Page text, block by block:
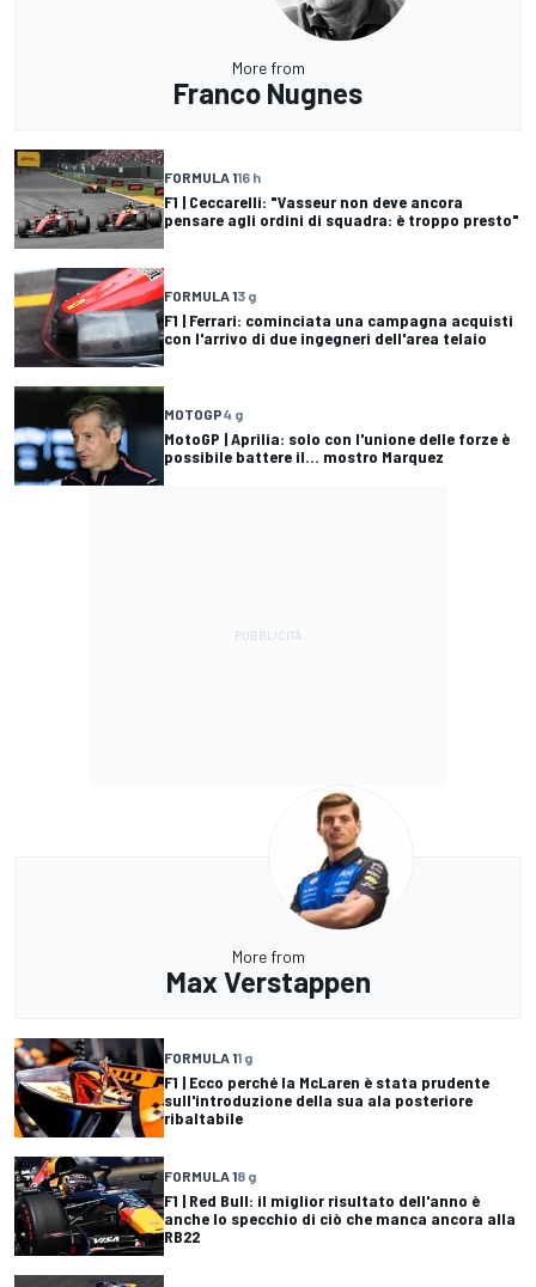
More from
Franco Nugnes
FORMULA 116 h
F1 | Ceccarelli: "Vasseur non deve ancora
pensare agli ordini di squadra: è troppo presto"
FORMULA 13 g
F1 | Ferrari: cominciata una campagna acquisti
con l'arrivo di due ingegneri dell'area telaio
MOTOGP4 g
MotoGP | Aprilia: solo con l'unione delle forze è
possibile battere il... mostro Marquez
More from
Max Verstappen
FORMULA 11 g
F1 | Ecco perché la McLaren è stata prudente
sull'introduzione della sua ala posteriore
ribaltabile
FORMULA 18 g
F1 | Red Bull: il miglior risultato dell'anno è
anche lo specchio di ciò che manca ancora alla
RB22